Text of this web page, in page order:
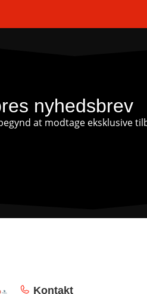
nyhedsbrev
at modtage eksklusive
Kontakt